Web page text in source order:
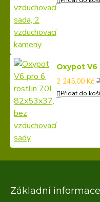
Oxypot V6
2 245,00 Kč
Přidat do
Základní informace